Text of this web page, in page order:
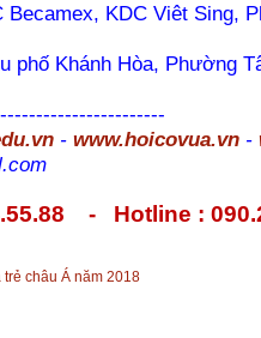
Becamex, KDC Viêt Sing,
phố Khánh Hòa, Phường
- www.hoicovua.vn -
- Hotline :
châu Á năm 2018